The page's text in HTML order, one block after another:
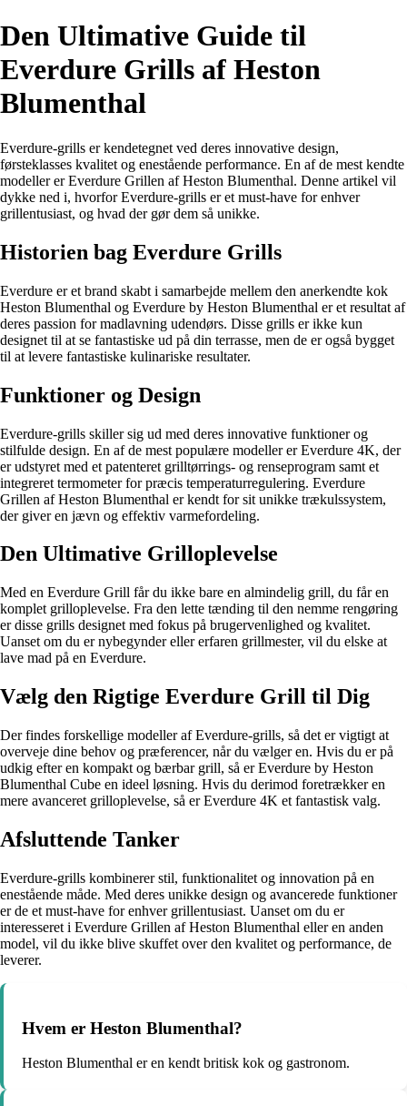
Den Ultimative Guide til
Everdure Grills af Heston
Blumenthal
Everdure-grills er kendetegnet ved deres innovative design,
førsteklasses kvalitet og enestående performance. En af de mest kendte
modeller er Everdure Grillen af Heston Blumenthal. Denne artikel vil
dykke ned i, hvorfor Everdure-grills er et must-have for enhver
grillentusiast, og hvad der gør dem så unikke.
Historien bag Everdure Grills
Everdure er et brand skabt i samarbejde mellem den anerkendte kok
Heston Blumenthal og Everdure by Heston Blumenthal er et resultat af
deres passion for madlavning udendørs. Disse grills er ikke kun
designet til at se fantastiske ud på din terrasse, men de er også bygget
til at levere fantastiske kulinariske resultater.
Funktioner og Design
Everdure-grills skiller sig ud med deres innovative funktioner og
stilfulde design. En af de mest populære modeller er Everdure 4K, der
er udstyret med et patenteret grilltørrings- og renseprogram samt et
integreret termometer for præcis temperaturregulering. Everdure
Grillen af Heston Blumenthal er kendt for sit unikke trækulssystem,
der giver en jævn og effektiv varmefordeling.
Den Ultimative Grilloplevelse
Med en Everdure Grill får du ikke bare en almindelig grill, du får en
komplet grilloplevelse. Fra den lette tænding til den nemme rengøring
er disse grills designet med fokus på brugervenlighed og kvalitet.
Uanset om du er nybegynder eller erfaren grillmester, vil du elske at
lave mad på en Everdure.
Vælg den Rigtige Everdure Grill til Dig
Der findes forskellige modeller af Everdure-grills, så det er vigtigt at
overveje dine behov og præferencer, når du vælger en. Hvis du er på
udkig efter en kompakt og bærbar grill, så er Everdure by Heston
Blumenthal Cube en ideel løsning. Hvis du derimod foretrækker en
mere avanceret grilloplevelse, så er Everdure 4K et fantastisk valg.
Afsluttende Tanker
Everdure-grills kombinerer stil, funktionalitet og innovation på en
enestående måde. Med deres unikke design og avancerede funktioner
er de et must-have for enhver grillentusiast. Uanset om du er
interesseret i Everdure Grillen af Heston Blumenthal eller en anden
model, vil du ikke blive skuffet over den kvalitet og performance, de
leverer.
Hvem er Heston Blumenthal?
Heston Blumenthal er en kendt britisk kok og gastronom.